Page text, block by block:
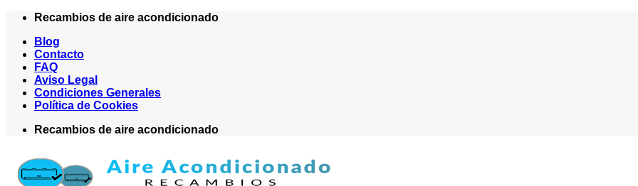
Saltar
contenido
Recambios de aire acondicionado
Blog
Contacto
FAQ
Aviso Legal
Condiciones Generales
Política de Cookies
Recambios de aire acondicionado